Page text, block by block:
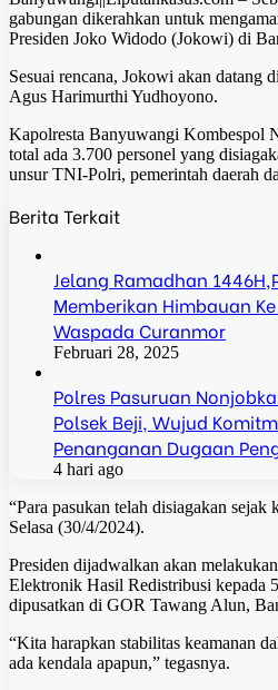
gabungan dikerahkan untuk
Presiden Joko Widodo (Jokowi) di
Sesuai rencana, Jokowi akan datang
Agus Harimurthi Yudhoyono.
Kapolresta Banyuwangi Kombespol
total ada 3.700 personel yang
unsur TNI-Polri, pemerintah daerah
Berita Terkait
Jelang Ramadhan
Memberikan Himbauan
Waspada Curanmor
Februari 28, 2025
Polres Pasuruan
Polsek Beji, Wujud
Penanganan Dugaan
4 hari ago
“Para pasukan telah disiagakan sejak
Selasa (30/4/2024).
Presiden dijadwalkan akan
Elektronik Hasil Redistribusi kepada
dipusatkan di GOR Tawang Alun,
“Kita harapkan stabilitas keamanan
ada kendala apapun,” tegasnya.